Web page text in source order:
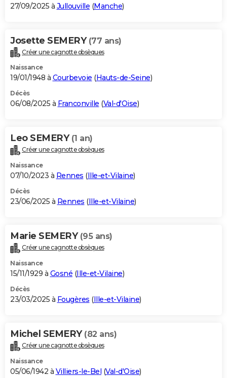
27/09/2025 à Jullouville (Manche)
Josette SEMERY (77 ans)
Créer une cagnotte obsèques
Naissance
19/01/1948 à Courbevoie (Hauts-de-Seine)
Décès
06/08/2025 à Franconville (Val-d'Oise)
Leo SEMERY (1 an)
Créer une cagnotte obsèques
Naissance
07/10/2023 à Rennes (Ille-et-Vilaine)
Décès
23/06/2025 à Rennes (Ille-et-Vilaine)
Marie SEMERY (95 ans)
Créer une cagnotte obsèques
Naissance
15/11/1929 à Gosné (Ille-et-Vilaine)
Décès
23/03/2025 à Fougères (Ille-et-Vilaine)
Michel SEMERY (82 ans)
Créer une cagnotte obsèques
Naissance
05/06/1942 à Villiers-le-Bel (Val-d'Oise)